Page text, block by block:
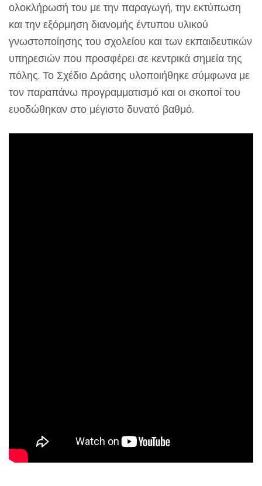
ολοκλήρωσή του με την παραγωγή, την εκτύπωση
και την εξόρμηση διανομής έντυπου υλικού
γνωστοποίησης του σχολείου και των εκπαιδευτικών
υπηρεσιών που προσφέρει σε κεντρικά σημεία της
πόλης. Το Σχέδιο Δράσης υλοποιήθηκε σύμφωνα με
τον παραπάνω προγραμματισμό και οι σκοποί του
ευοδώθηκαν στο μέγιστο δυνατό βαθμό.